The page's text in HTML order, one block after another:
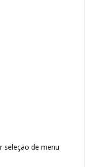
seleção de menu